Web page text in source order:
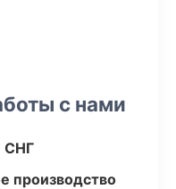
с нами
СНГ
производство